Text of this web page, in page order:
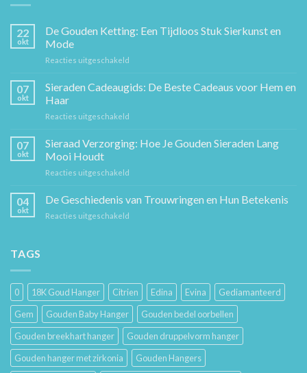
22
okt
De Gouden Ketting: Een Tijdloos Stuk Sierkunst en
Mode
Reacties uitgeschakeld
Gouden
Ketting:
Sierkunst
en
07
okt
Sieraden Cadeaugids: De Beste Cadeaus voor Hem en
Haar
Reacties uitgeschakeld
Cadeaugids:
De
Hem
07
okt
Sieraad Verzorging: Hoe Je Gouden Sieraden Lang
Mooi Houdt
Reacties uitgeschakeld
Verzorging:
Hoe
04
okt
De Geschiedenis van Trouwringen en Hun Betekenis
Reacties uitgeschakeld
Hun
Betekenis
TAGS
0 18K Goud Hanger Citrien Edina Evina
Gediamanteerd
Gem
Gouden Baby Hanger
Gouden bedel oorbellen
Gouden breekhart hanger
Gouden druppelvorm hanger
Gouden hanger met zirkonia
Gouden Hangers